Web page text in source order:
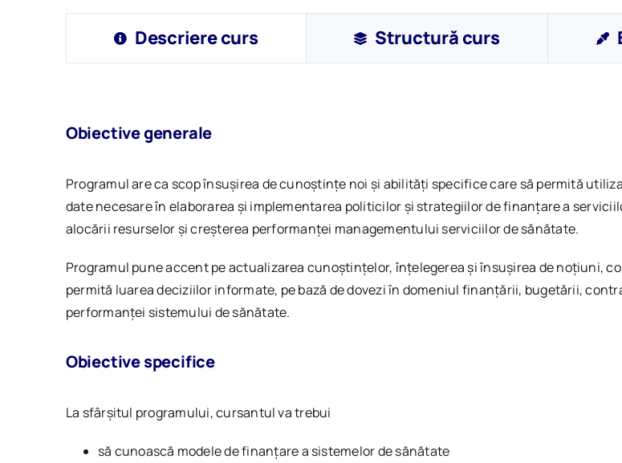
Descriere curs Structură curs
Obiective generale
Programul are ca scop însușirea de cunoștințe noi și abilități specifice care să permită
date necesare în elaborarea și implementarea politicilor și strategiilor de finanțare a
alocării resurselor și creșterea performanței managementului serviciilor de sănătate.
Programul pune accent pe actualizarea cunoștințelor, înțelegerea și însușirea de noțiuni,
permită luarea deciziilor informate, pe bază de dovezi în domeniul finanțării, bugetării,
performanței sistemului de sănătate.
Obiective specifice
La sfârșitul programului, cursantul va trebui
să cunoască modele de finanțare a sistemelor de sănătate